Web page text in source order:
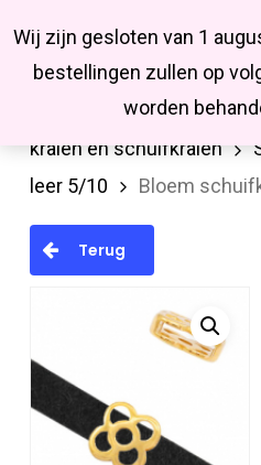
Wij zijn gesloten van 1
bestellingen zullen op
worden
main
Missbluesieraden
Kralen en
kralen en schuifkralen
leer 5/10
Bloem
Terug